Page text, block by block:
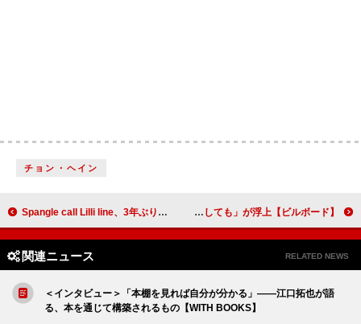
チョン・ヘイン
Spangle call Lilli line、3年ぶりとなるニューSG「silence」リリース＆結成27年目にして初のSNS開設 【ビルボード】King Gnu「AIZO」が総合首位、ミラノ五輪開幕でback number「どうしてもどうしても」が浮上
関連ニュース RELATED NEWS
＜インタビュー＞「本棚を見れば自分が分かる」――江口拓也が語
る、本を通じて構築されるもの【WITH BOOKS】